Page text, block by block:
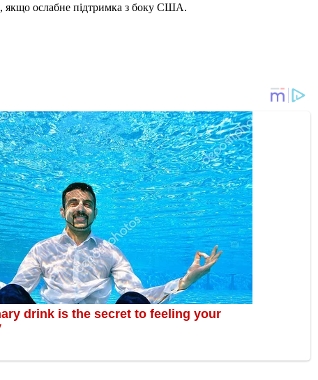
, якщо ослабне підтримка з боку США.